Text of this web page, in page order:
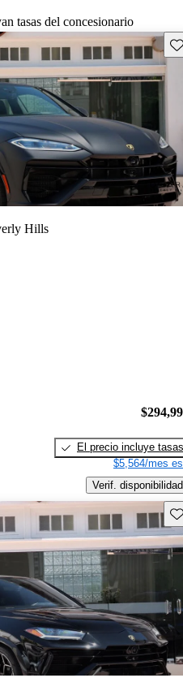
tasas del concesionario
Hills
El precio incluye tasas
$5,564/mes
Verif. disponibilidad